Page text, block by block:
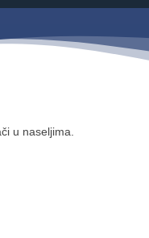
Zahtjevi i obrasci
u naseljima.